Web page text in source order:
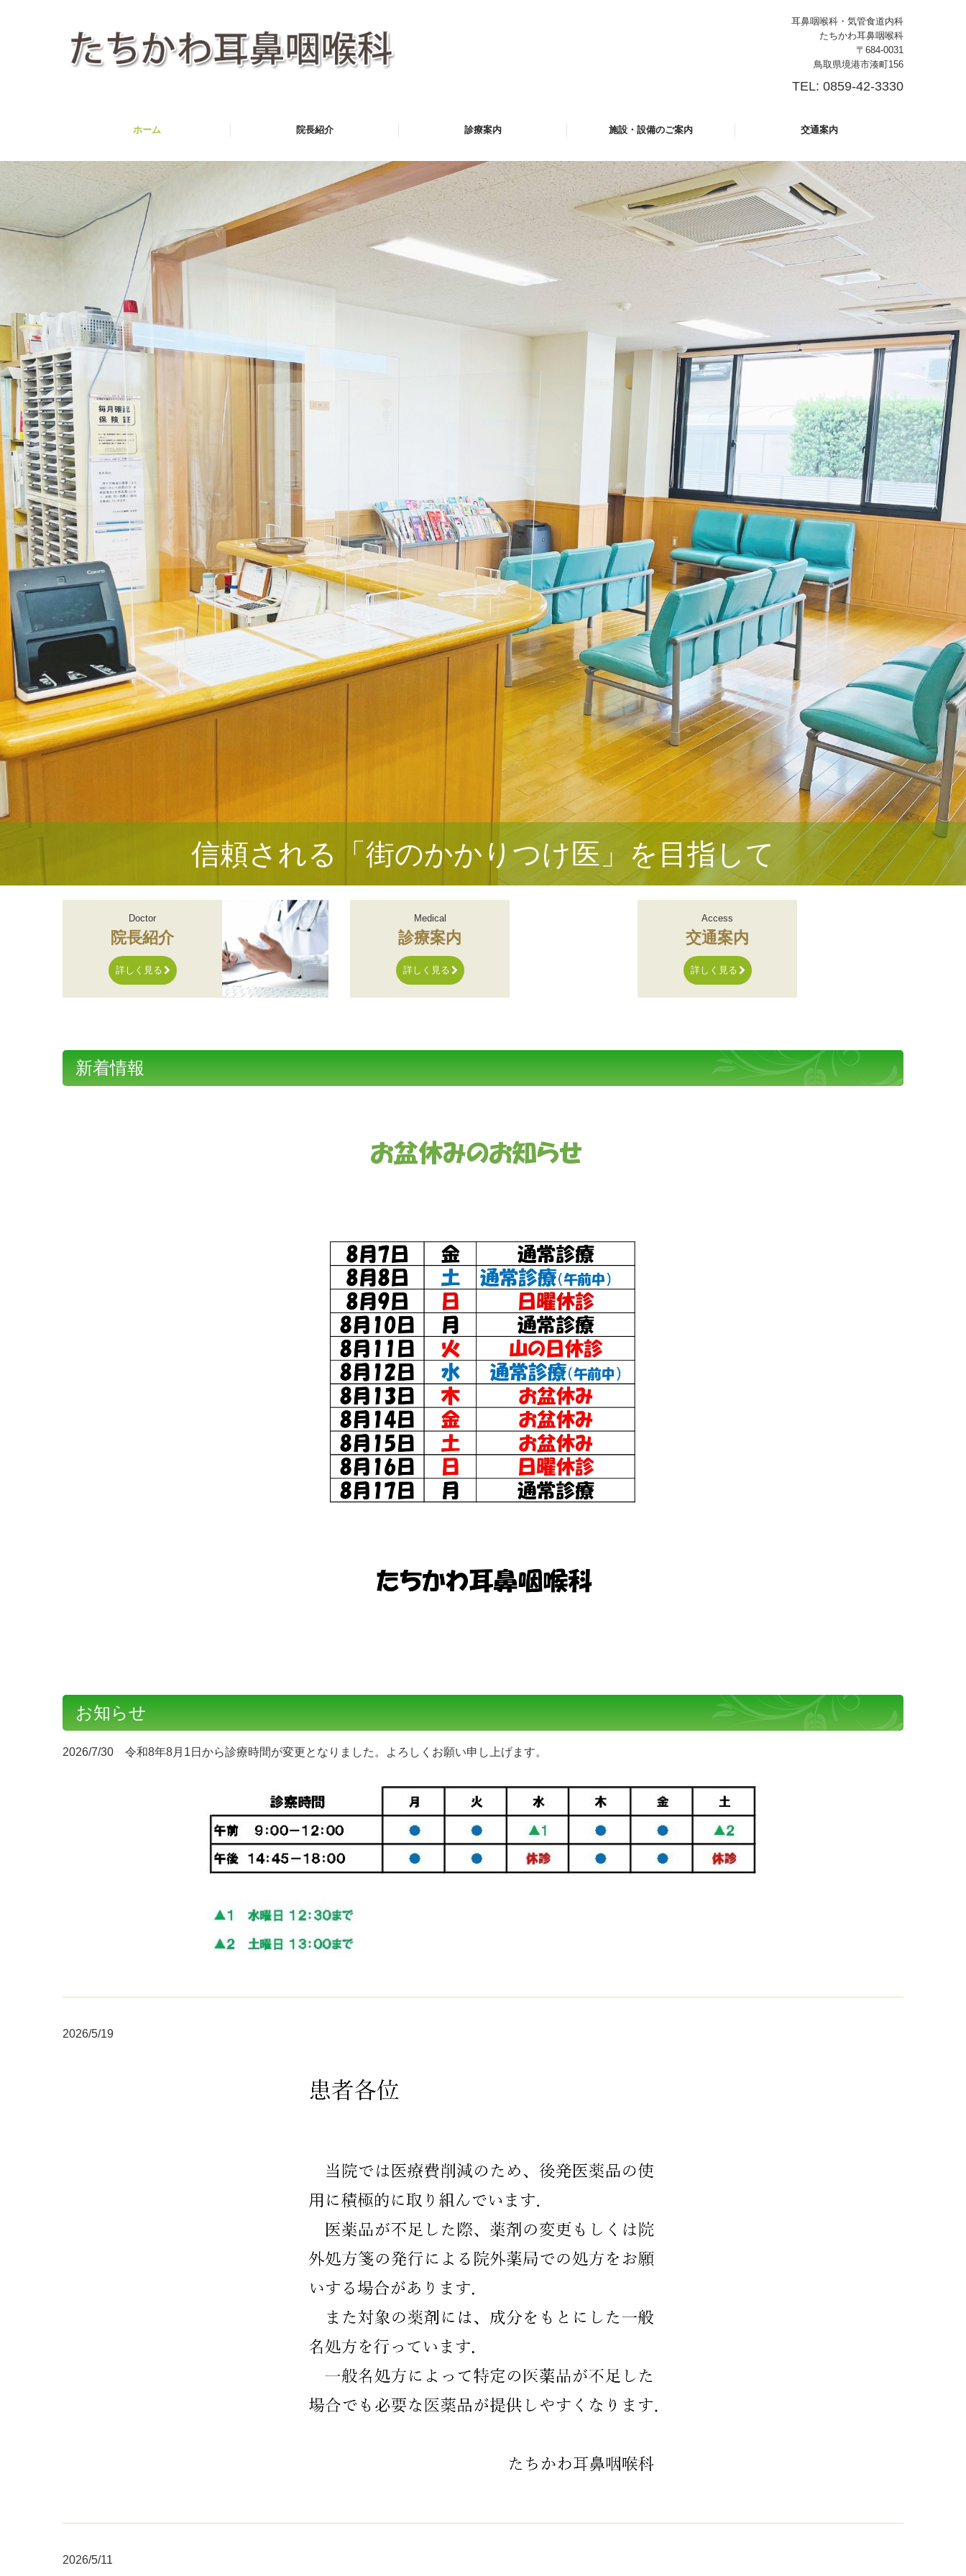
耳鼻咽喉科・気管食道内科
たちかわ耳鼻咽喉科
〒684-0031
鳥取県境港市湊町156
TEL: 0859-42-3330
ホーム 院長紹介 診療案内 施設・設備のご案内 交通案内
信頼される「街のかかりつけ医」を目指して
Doctor
院長紹介
詳しく見る
Medical
診療案内
詳しく見る
Access
交通案内
詳しく見る
新着情報
お知らせ
2026/7/30 令和8年8月1日から診療時間が変更となりました。よろしくお願い申し上げます。
2026/5/19
2026/5/11